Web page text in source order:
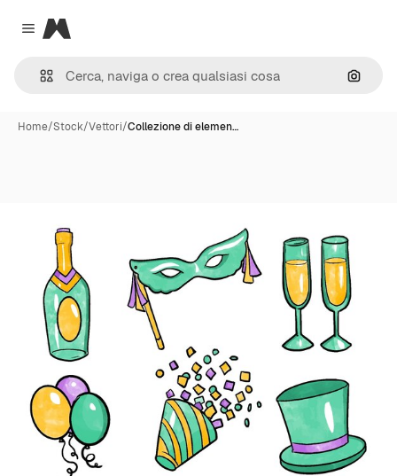
Close menu
Magnific
Cerca
Home/Stock/Vettori/Collezione di elemen…